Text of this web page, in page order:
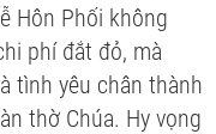
Hôn Phối không
phí đắt đỏ, mà
tình yêu chân thành
thờ Chúa. Hy vọng